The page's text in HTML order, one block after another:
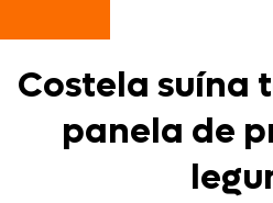
Costela suína
panela de